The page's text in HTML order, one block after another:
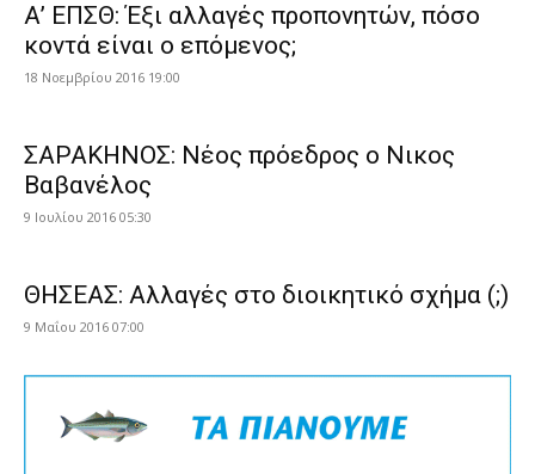
Α’ ΕΠΣΘ: Έξι αλλαγές προπονητών, πόσο
κοντά είναι ο επόμενος;
18 Νοεμβρίου 2016 19:00
ΣΑΡΑΚΗΝΟΣ: Νέος πρόεδρος ο Νικος
Βαβανέλος
9 Ιουλίου 2016 05:30
ΘΗΣΕΑΣ: Αλλαγές στο διοικητικό σχήμα (;)
9 Μαΐου 2016 07:00